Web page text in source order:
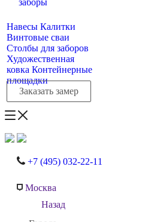
заборы
Навесы Калитки
Винтовые сваи
Столбы для заборов
Художественная
ковка Контейнерные
площадки
Заказать замер
+7 (495) 032-22-11
Москва
Назад